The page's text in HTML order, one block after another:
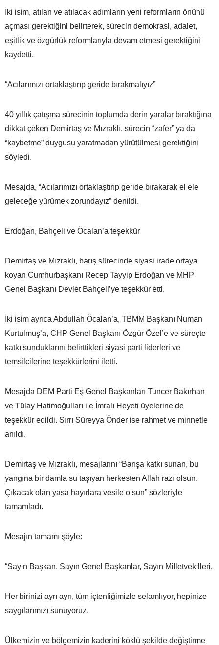
İki isim, atılan ve atılacak adımların yeni reformların önünü
açması gerektiğini belirterek, sürecin demokrasi, adalet,
eşitlik ve özgürlük reformlarıyla devam etmesi gerektiğini
kaydetti.
“Acılarımızı ortaklaştırıp geride bırakmalıyız”
40 yıllık çatışma sürecinin toplumda derin yaralar bıraktığına
dikkat çeken Demirtaş ve Mızraklı, sürecin “zafer” ya da
“kaybetme” duygusu yaratmadan yürütülmesi gerektiğini
söyledi.
Mesajda, “Acılarımızı ortaklaştırıp geride bırakarak el ele
geleceğe yürümek zorundayız” denildi.
Erdoğan, Bahçeli ve Öcalan’a teşekkür
Demirtaş ve Mızraklı, barış sürecinde siyasi irade ortaya
koyan Cumhurbaşkanı Recep Tayyip Erdoğan ve MHP
Genel Başkanı Devlet Bahçeli’ye teşekkür etti.
İki isim ayrıca Abdullah Öcalan’a, TBMM Başkanı Numan
Kurtulmuş’a, CHP Genel Başkanı Özgür Özel’e ve süreçte
katkı sunduklarını belirttikleri siyasi parti liderleri ve
temsilcilerine teşekkürlerini iletti.
Mesajda DEM Parti Eş Genel Başkanları Tuncer Bakırhan
ve Tülay Hatimoğulları ile İmralı Heyeti üyelerine de
teşekkür edildi. Sırrı Süreyya Önder ise rahmet ve minnetle
anıldı.
Demirtaş ve Mızraklı, mesajlarını “Barışa katkı sunan, bu
yangına bir damla su taşıyan herkesten Allah razı olsun.
Çıkacak olan yasa hayırlara vesile olsun” sözleriyle
tamamladı.
Mesajın tamamı şöyle:
“Sayın Başkan, Sayın Genel Başkanlar, Sayın Milletvekilleri,
Her birinizi ayrı ayrı, tüm içtenliğimizle selamlıyor, hepinize
saygılarımızı sunuyoruz.
Ülkemizin ve bölgemizin kaderini köklü şekilde değiştirme